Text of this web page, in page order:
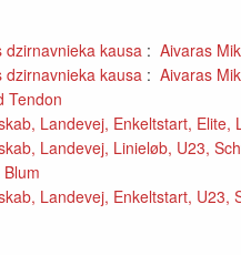
kausa : Aivaras
kausa : Aivaras
Tendon
Landevej, Enkeltstart, Elite,
Landevej, Linieløb, U23,
Blum
Landevej, Enkeltstart, U23,